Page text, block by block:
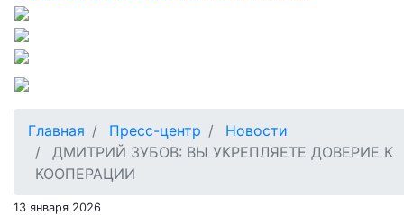
Главная Пресс-центр
Новости
ДМИТРИЙ ЗУБОВ: ВЫ УКРЕПЛЯЕТЕ ДОВЕРИЕ К
КООПЕРАЦИИ
13 января 2026